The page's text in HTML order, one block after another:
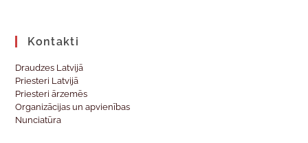
Kontakti
Draudzes Latvijā
Priesteri Latvijā
Priesteri ārzemēs
Organizācijas un apvienības
Nunciatūra